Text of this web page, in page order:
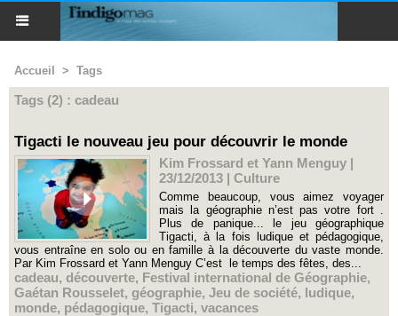
Accueil > Tags
Tags (2) : cadeau
Tigacti le nouveau jeu pour découvrir le monde
Kim Frossard et Yann Menguy |
23/12/2013 | Culture
Comme beaucoup, vous aimez voyager
mais la géographie n’est pas votre fort .
Plus de panique... le jeu géographique
Tigacti, à la fois ludique et pédagogique,
vous entraîne en solo ou en famille à la découverte du vaste monde.
Par Kim Frossard et Yann Menguy C’est le temps des fêtes, des...
cadeau, découverte, Festival international de Géographie,
Gaétan Rousselet, géographie, Jeu de société, ludique,
monde, pédagogique, Tigacti, vacances